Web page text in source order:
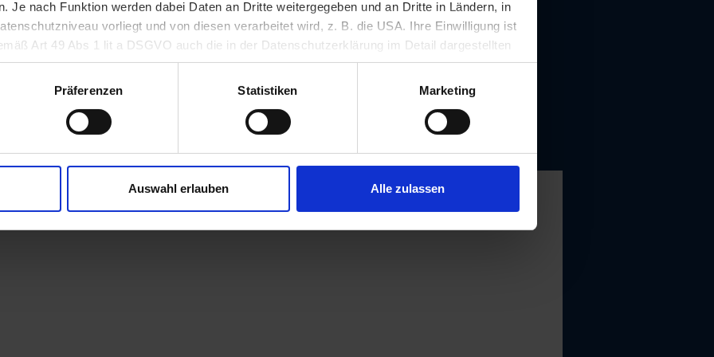
Je nach Funktion werden dabei Daten an Dritte weitergegeben und an Dritte in Ländern, in
vorliegt und von diesen verarbeitet wird, z. B. die USA. Ihre Einwilligung ist
Art 49 Abs 1 lit a DSGVO auch die in der Datenschutzerklärung im Detail dargestellten
in unsicheren Drittstaaten, wie insbesondere den USA. Ihre Einwilligung ist für die Nutzung
und kann jederzeit auf unserer Seite abgelehnt oder widerrufen werden.
Präferenzen Statistiken Marketing
Auswahl erlauben Alle zulassen